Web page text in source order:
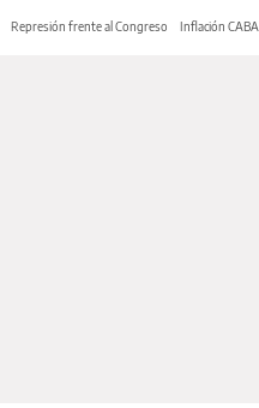
Represión frente al Congreso Inflación CABA